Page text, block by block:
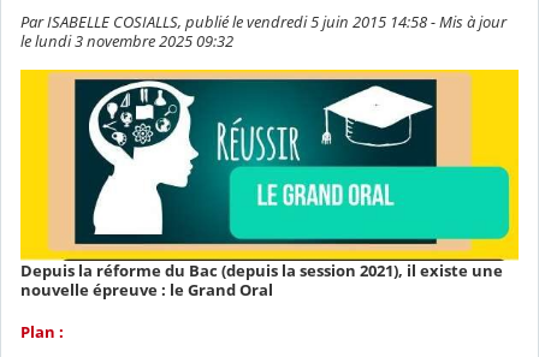
Par ISABELLE COSIALLS, publié le vendredi 5 juin 2015 14:58 - Mis à jour
le lundi 3 novembre 2025 09:32
Depuis la réforme du Bac (depuis la session 2021), il existe une
nouvelle épreuve : le Grand Oral
Plan :